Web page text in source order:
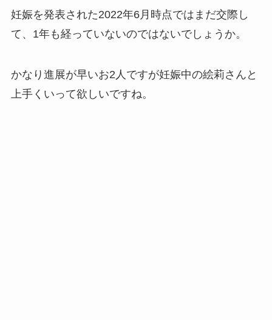
妊娠を発表された2022年6月時点ではまだ交際し
て、1年も経っていないのではないでしょうか。
かなり進展が早いお2人ですが妊娠中の絵莉さんと
上手くいって欲しいですね。